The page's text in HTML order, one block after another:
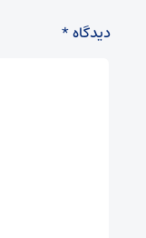
دیدگاه*